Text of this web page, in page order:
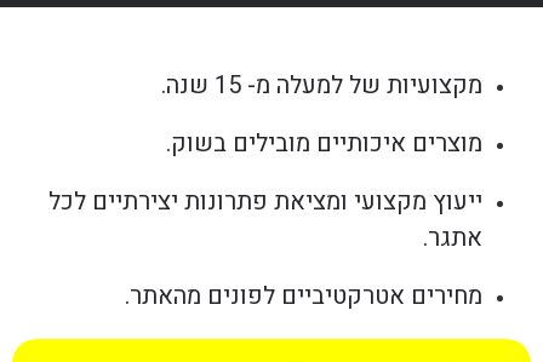
מקצועיות של למעלה מ- 15 שנה.
מוצרים איכותיים מובילים בשוק.
ייעוץ מקצועי ומציאת פתרונות יצירתיים לכל
אתגר.
מחירים אטרקטיביים לפונים מהאתר.